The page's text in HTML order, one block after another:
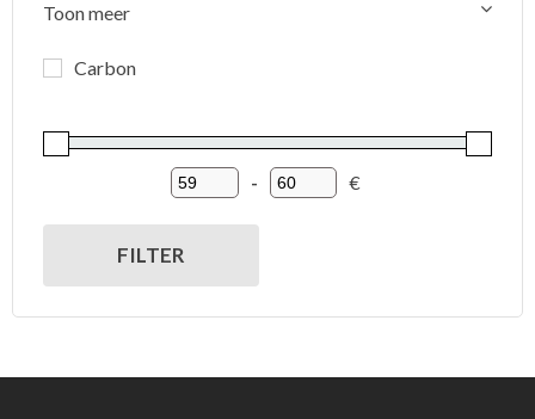
Toon meer
Carbon
Minimum Price
-
Maximum Price
€
FILTER